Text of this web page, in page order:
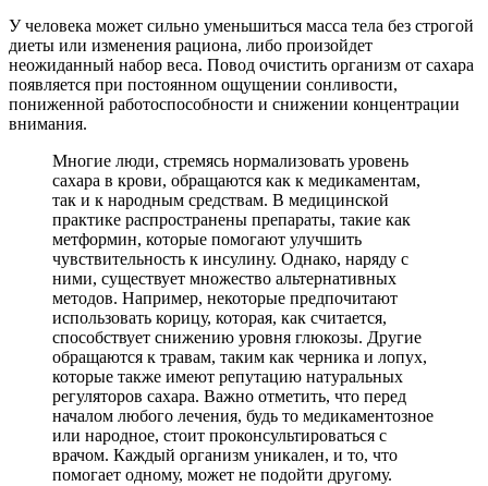
У человека может сильно уменьшиться масса тела без строгой
диеты или изменения рациона, либо произойдет
неожиданный набор веса. Повод очистить организм от сахара
появляется при постоянном ощущении сонливости,
пониженной работоспособности и снижении концентрации
внимания.
Многие люди, стремясь нормализовать уровень
сахара в крови, обращаются как к медикаментам,
так и к народным средствам. В медицинской
практике распространены препараты, такие как
метформин, которые помогают улучшить
чувствительность к инсулину. Однако, наряду с
ними, существует множество альтернативных
методов. Например, некоторые предпочитают
использовать корицу, которая, как считается,
способствует снижению уровня глюкозы. Другие
обращаются к травам, таким как черника и лопух,
которые также имеют репутацию натуральных
регуляторов сахара. Важно отметить, что перед
началом любого лечения, будь то медикаментозное
или народное, стоит проконсультироваться с
врачом. Каждый организм уникален, и то, что
помогает одному, может не подойти другому.